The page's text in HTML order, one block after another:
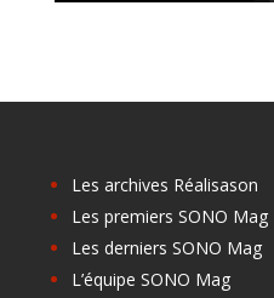
Les archives Réalisason
Les premiers SONO Mag
Les derniers SONO Mag
L’équipe SONO Mag